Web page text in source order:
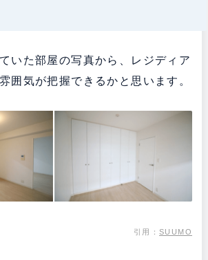
いた部屋の写真から、レジディア
囲気が把握できるかと思います。
引用：SUUMO